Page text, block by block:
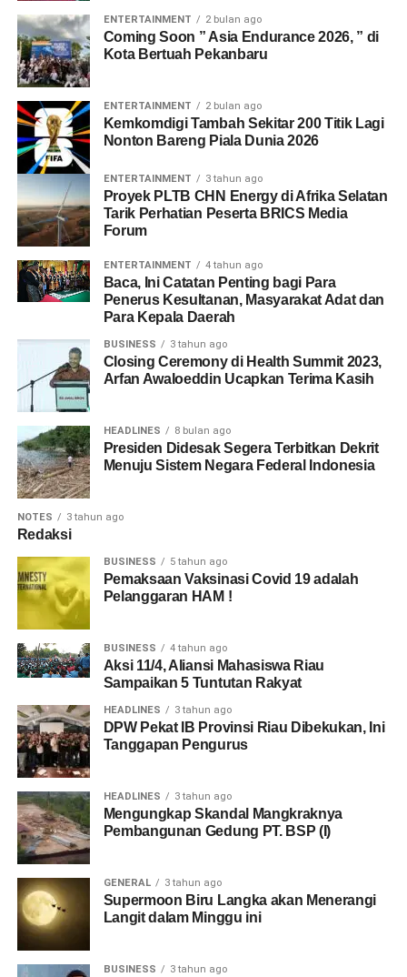
ENTERTAINMENT 2 bulan ago
Coming Soon ” Asia Endurance 2026, ” di
Kota Bertuah Pekanbaru
ENTERTAINMENT 2 bulan ago
Kemkomdigi Tambah Sekitar 200 Titik Lagi
Nonton Bareng Piala Dunia 2026
ENTERTAINMENT 3 tahun ago
Proyek PLTB CHN Energy di Afrika Selatan
Tarik Perhatian Peserta BRICS Media
Forum
ENTERTAINMENT 4 tahun ago
Baca, Ini Catatan Penting bagi Para
Penerus Kesultanan, Masyarakat Adat dan
Para Kepala Daerah
BUSINESS 3 tahun ago
Closing Ceremony di Health Summit 2023,
Arfan Awaloeddin Ucapkan Terima Kasih
HEADLINES 8 bulan ago
Presiden Didesak Segera Terbitkan Dekrit
Menuju Sistem Negara Federal Indonesia
NOTES 3 tahun ago
Redaksi
BUSINESS 5 tahun ago
Pemaksaan Vaksinasi Covid 19 adalah
Pelanggaran HAM !
BUSINESS 4 tahun ago
Aksi 11/4, Aliansi Mahasiswa Riau
Sampaikan 5 Tuntutan Rakyat
HEADLINES 3 tahun ago
DPW Pekat IB Provinsi Riau Dibekukan, Ini
Tanggapan Pengurus
HEADLINES 3 tahun ago
Mengungkap Skandal Mangkraknya
Pembangunan Gedung PT. BSP (I)
GENERAL 3 tahun ago
Supermoon Biru Langka akan Menerangi
Langit dalam Minggu ini
BUSINESS 3 tahun ago